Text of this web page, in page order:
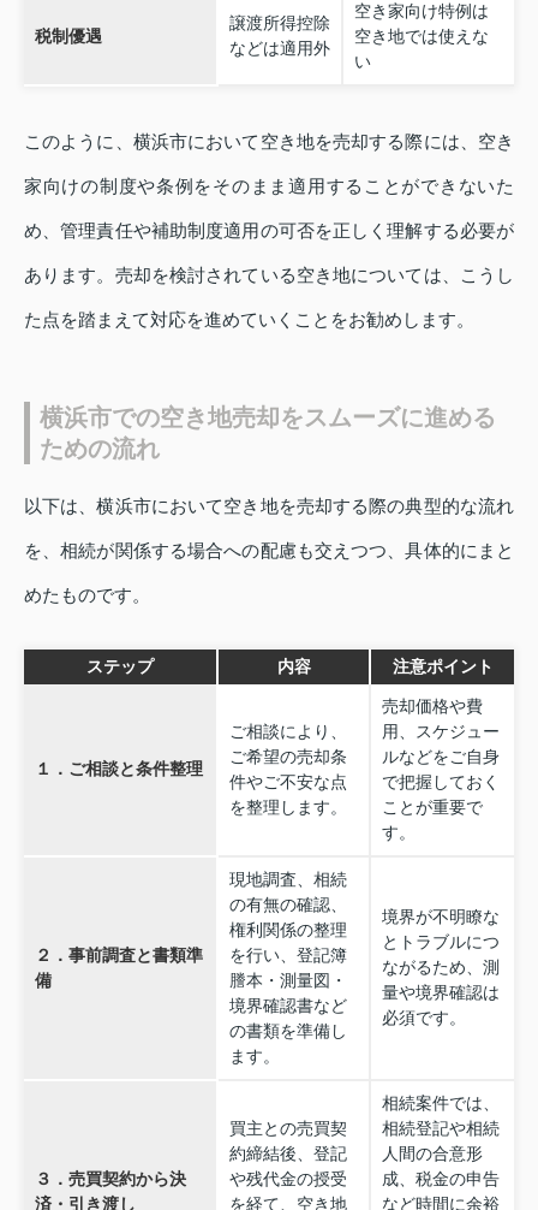
税制優遇
譲渡所得控除
などは適用外
空き家向け特例は
空き地では使えな
い
このように、横浜市において空き地を売却する際には、空き
家向けの制度や条例をそのまま適用することができないた
め、管理責任や補助制度適用の可否を正しく理解する必要が
あります。売却を検討されている空き地については、こうし
た点を踏まえて対応を進めていくことをお勧めします。
横浜市での空き地売却をスムーズに進める
ための流れ
以下は、横浜市において空き地を売却する際の典型的な流れ
を、相続が関係する場合への配慮も交えつつ、具体的にまと
めたものです。
ステップ 内容 注意ポイント
１．ご相談と条件整理
ご相談により、
ご希望の売却条
件やご不安な点
を整理します。
売却価格や費
用、スケジュー
ルなどをご自身
で把握しておく
ことが重要で
す。
２．事前調査と書類準
備
現地調査、相続
の有無の確認、
権利関係の整理
を行い、登記簿
謄本・測量図・
境界確認書など
の書類を準備し
ます。
境界が不明瞭な
とトラブルにつ
ながるため、測
量や境界確認は
必須です。
３．売買契約から決
済・引き渡し
買主との売買契
約締結後、登記
や残代金の授受
を経て、空き地
相続案件では、
相続登記や相続
人間の合意形
成、税金の申告
など時間に余裕